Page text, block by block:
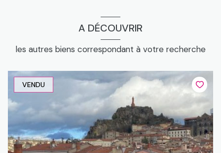
A DÉCOUVRIR
les autres biens correspondant à votre recherche
VENDU